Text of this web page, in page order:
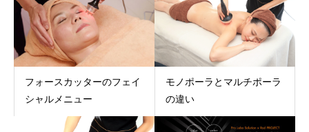
フォースカッターのフェイ
シャルメニュー
モノポーラとマルチポーラ
の違い